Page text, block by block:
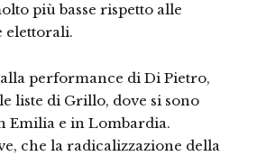
più basse rispetto alle
elettorali.
performance di Di Pietro,
liste di Grillo, dove si sono
Emilia e in Lombardia.
che la radicalizzazione della